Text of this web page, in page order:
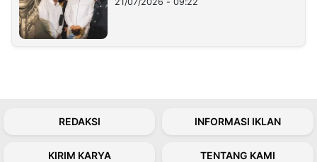
REDAKSI INFORMASI IKLAN
KIRIM KARYA TENTANG KAMI